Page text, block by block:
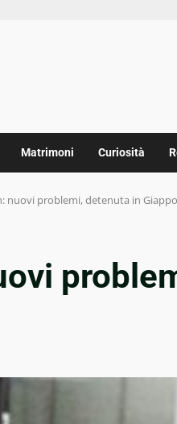
Matrimoni Curiosità
nuovi problemi, detenuta in